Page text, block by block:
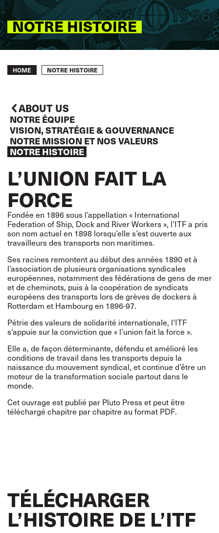
NOTRE HISTOIRE
Breadcrumb
HOME NOTRE HISTOIRE
ABOUT US
NOTRE ÉQUIPE
VISION, STRATÉGIE & GOUVERNANCE
NOTRE MISSION ET NOS VALEURS
NOTRE HISTOIRE
L’UNION FAIT LA
FORCE
Fondée en 1896 sous l’appellation « International
Federation of Ship, Dock and River Workers », l’ITF a pris
son nom actuel en 1898 lorsqu’elle s’est ouverte aux
travailleurs des transports non maritimes.
Ses racines remontent au début des années 1890 et à
l’association de plusieurs organisations syndicales
européennes, notamment des fédérations de gens de mer
et de cheminots, puis à la coopération de syndicats
européens des transports lors de grèves de dockers à
Rotterdam et Hambourg en 1896-97.
Pétrie des valeurs de solidarité internationale, l’ITF
s’appuie sur la conviction que « l’union fait la force ».
Elle a, de façon déterminante, défendu et amélioré les
conditions de travail dans les transports depuis la
naissance du mouvement syndical, et continue d’être un
moteur de la transformation sociale partout dans le
monde.
Cet ouvrage est publié par Pluto Press et peut être
téléchargé chapitre par chapitre au format PDF.
TÉLÉCHARGER
L’HISTOIRE DE L’ITF